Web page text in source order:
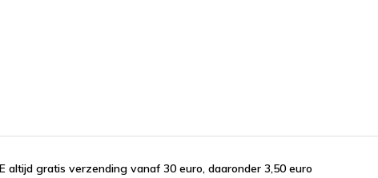
altijd gratis verzending vanaf 30 euro, daaronder 3,50 euro